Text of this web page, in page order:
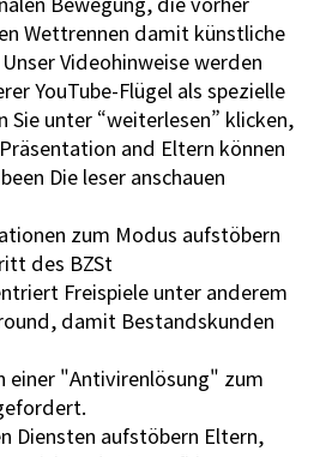
Wettrennen damit künstliche
Videohinweise werden
YouTube-Flügel als spezielle
Sie unter “weiterlesen” klicken,
and Eltern können
Die leser anschauen
zum Modus aufstöbern
des BZSt
Freispiele unter anderem
damit Bestandskunden
einer "Antivirenlösung" zum
Diensten aufstöbern Eltern,